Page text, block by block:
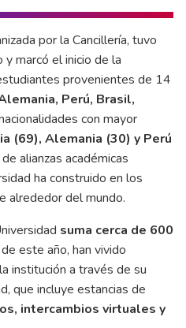
por la Cancillería, tuvo
marcó el inicio de la
provenientes de 14
Perú, Brasil,
con mayor
(69), Alemania (30) y Perú
alianzas académicas
ha construido en los
alrededor del mundo.
suma cerca de 600
este año, han vivido
institución a través de su
que incluye estancias de
intercambios virtuales y